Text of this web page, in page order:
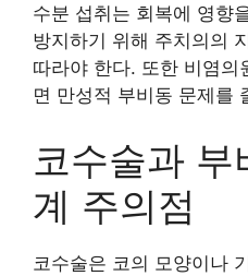
수분 섭취는 회복에 영향
방지하기 위해 주치의의
따라야 한다. 또한 비염의
면 만성적 부비동 문제를
코수술과
계 주의점
코수술은 코의 모양이나